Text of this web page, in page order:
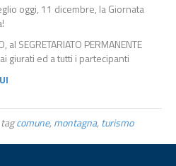
oggi, 11 dicembre, la Giornata
al SEGRETARIATO PERMANENTE
giurati ed a tutti i partecipanti
comune,montagna,turismo